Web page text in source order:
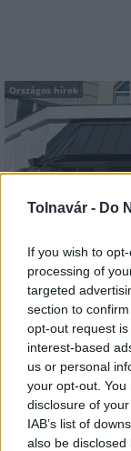
Tolnavár - Do
If you wish to
processing of
targeted
section to
opt-out request
interest-based
us or personal
your opt-out.
disclosure of
IAB’s list of
also be
Országos hírek
Gál Ferenc
Országos hírek